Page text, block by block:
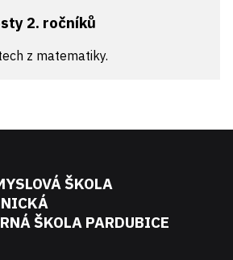
2. ročníků
z matematiky.
ŠKOLA
ŠKOLA PARDUBICE